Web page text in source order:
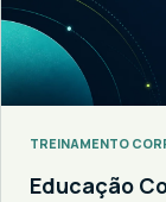
TREINAMENTO
Educação